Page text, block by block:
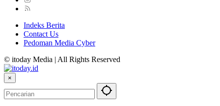
Indeks Berita
Contact Us
Pedoman Media Cyber
© itoday Media | All Rights Reserved
×